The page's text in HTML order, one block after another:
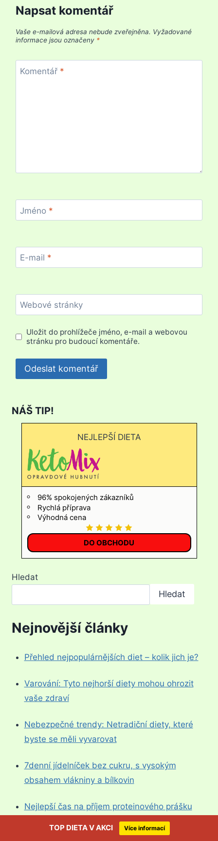
Napsat komentář
Vaše e-mailová adresa nebude zveřejněna. Vyžadované
informace jsou označeny *
Komentář *
Jméno *
E-mail *
Webové stránky
Uložit do prohlížeče jméno, e-mail a webovou
stránku pro budoucí komentáře.
NÁŠ TIP!
NEJLEPŠÍ DIETA
96% spokojených zákazníků
Rychlá příprava
Výhodná cena
DO OBCHODU
Hledat
Hledat
Nejnovější články
Přehled nejpopulárnějších diet – kolik jich je?
Varování: Tyto nejhorší diety mohou ohrozit
vaše zdraví
Nebezpečné trendy: Netradiční diety, které
byste se měli vyvarovat
7denní jídelníček bez cukru, s vysokým
obsahem vlákniny a bílkovin
Nejlepší čas na příjem proteinového prášku
TOP DIETA V AKCI Více informací